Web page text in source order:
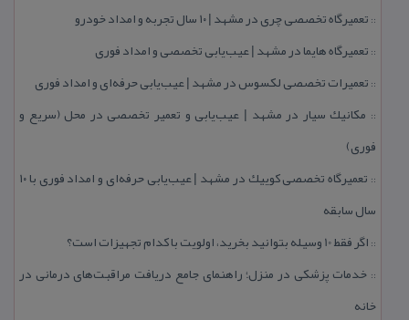
:: تعمیرگاه تخصصی چری در مشهد | ۱۰ سال تجربه و امداد خودرو
:: تعمیرگاه هایما در مشهد | عیب‌یابی تخصصی و امداد فوری
:: تعمیرات تخصصی لكسوس در مشهد | عیب‌یابی حرفه‌ای و امداد فوری
:: مكانیك سیار در مشهد | عیب‌یابی و تعمیر تخصصی در محل (سریع و
فوری)
::
تعمیرگاه تخصصی كوییك در مشهد | عیب‌یابی حرفه‌ای و امداد فوری با ۱۰
سال سابقه
:: اگر فقط 10 وسیله بتوانید بخرید، اولویت با كدام تجهیزات است؟
:: خدمات پزشكی در منزل؛ راهنمای جامع دریافت مراقبت‌های درمانی در
خانه